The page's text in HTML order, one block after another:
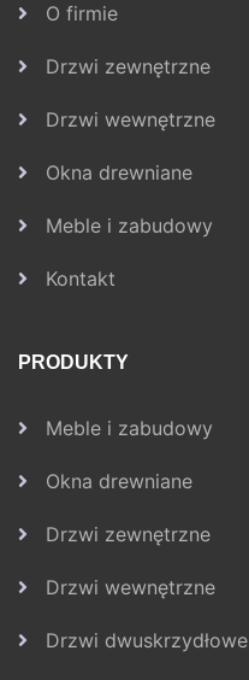
O firmie
Drzwi zewnętrzne
Drzwi wewnętrzne
Okna drewniane
Meble i zabudowy
Kontakt
PRODUKTY
Meble i zabudowy
Okna drewniane
Drzwi zewnętrzne
Drzwi wewnętrzne
Drzwi dwuskrzydłowe